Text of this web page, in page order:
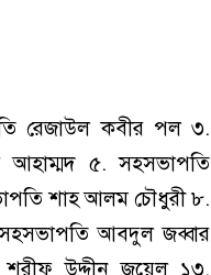
রেজাউল কবীর পল ৩.
আহাম্মদ ৫. সহসভাপতি
শাহ আলম চৌধুরী ৮.
আবদুল জব্বার
উদ্দীন জুয়েল ১৩.